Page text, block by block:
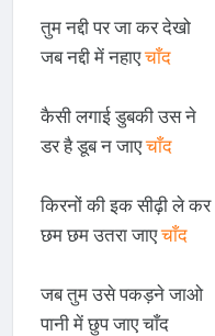
तुम नद्दी पर जा कर देखो
जब नद्दी में नहाएचाँद
कैसी लगाई डुबकी उस ने
डर है डूब न जाएचाँद
किरनों की इक सीढ़ी ले कर
छम छम उतरा जाएचाँद
जब तुम उसे पकड़ने जाओ
पानी में छुप जाए चाँद